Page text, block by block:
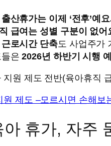
산휴가는 이제 ‘전후’예
급여는 성별 구분이 없어
로시간 단축도 사업주가
들은2026년 하반기 시행
지원 제도 전반(육아휴직
원 제도 –모르시면 손해보
아 휴가, 자주